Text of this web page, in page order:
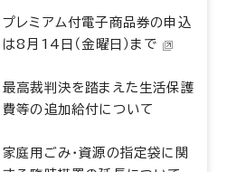
プレミアム付電子商品券の申込
は8月14日（金曜日）まで
最高裁判決を踏まえた生活保護
費等の追加給付について
家庭用ごみ・資源の指定袋に関